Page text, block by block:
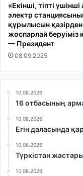
«Екінші, тіпті
электр
құрылысын
жоспарлай беруіміз
— Президент
08.09.2025
10.08.2026
16 отбасының
10.08.2026
Егін даласында
10.08.2026
Түркістан
10.08.2026